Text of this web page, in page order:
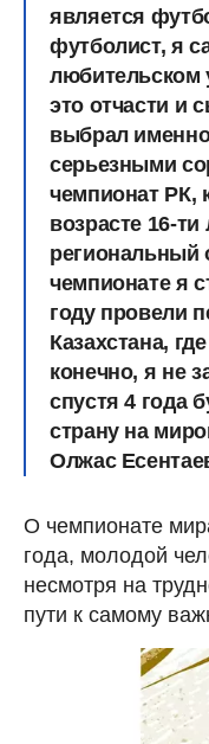
является
футболист, я
любительском
это отчасти и
выбрал
серьезными
чемпионат РК,
возрасте 16-
региональный
чемпионате я
году провели
Казахстана,
конечно, я не
спустя 4 года
страну на
Олжас
О чемпионате
года, молодой
несмотря на
пути к самому